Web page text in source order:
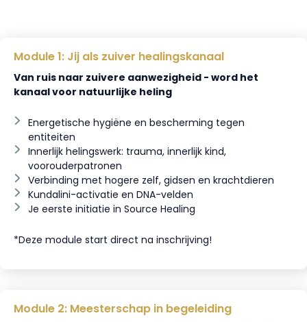
Module 1: Jij als zuiver healingskanaal
Van ruis naar zuivere aanwezigheid - word het
kanaal voor natuurlijke heling
Energetische hygiëne en bescherming tegen
entiteiten
Innerlijk helingswerk: trauma, innerlijk kind,
voorouderpatronen
Verbinding met hogere zelf, gidsen en krachtdieren
Kundalini-activatie en DNA-velden
Je eerste initiatie in Source Healing
*Deze module start direct na inschrijving!
Module 2: Meesterschap in begeleiding